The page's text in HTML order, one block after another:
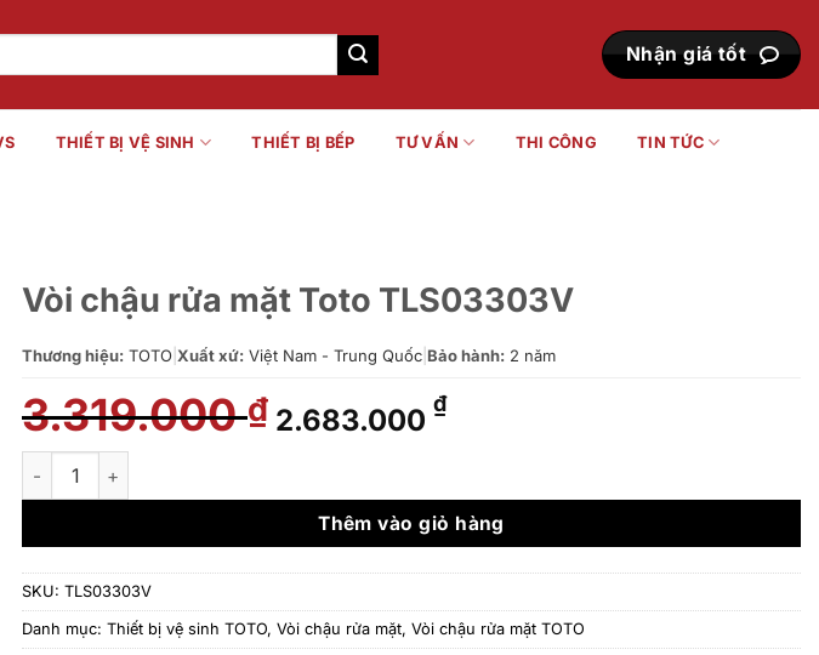
Nhận giá tốt
THIẾT BỊ VỆ SINH THIẾT BỊ BẾP TƯ VẤN THI CÔNG TIN TỨC
Vòi chậu rửa mặt Toto TLS03303V
Thương hiệu: TOTO Xuất xứ: Việt Nam - Trung Quốc Bảo hành: 2 năm
3.319.000₫ Giá
gốc
3.319.000 ₫.
2.683.000 ₫Giá
là:
2.683.000 ₫.
Vòi chậu rửa mặt Toto TLS03303V số lượng
Thêm vào giỏ hàng
SKU: TLS03303V
Danh mục: Thiết bị vệ sinh TOTO, Vòi chậu rửa mặt, Vòi chậu rửa mặt TOTO